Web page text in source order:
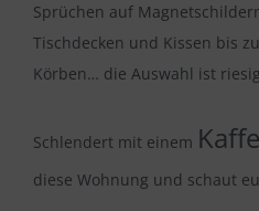
Sprüchen auf
Tischdecken und Kissen bis
Körben… die Auswahl ist
Schlendert mit einem
diese Wohnung und schaut